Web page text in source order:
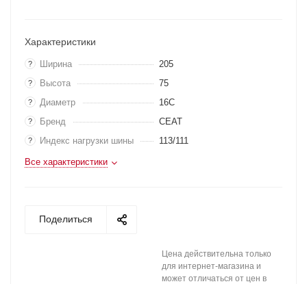
Характеристики
? Ширина 205
? Высота 75
? Диаметр 16C
? Бренд CEAT
? Индекс нагрузки шины 113/111
Все характеристики
Поделиться
Цена действительна только
для интернет-магазина и
может отличаться от цен в